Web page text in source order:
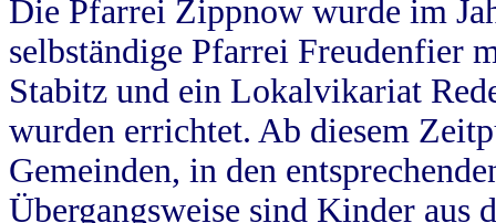
Die Pfarrei Zippnow wurde im
selbständige Pfarrei Freudenfier
Stabitz und ein Lokalvikariat
wurden errichtet. Ab diesem
Gemeinden, in den
Übergangsweise sind Kinder aus